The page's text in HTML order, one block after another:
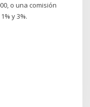
o una comisión
y 3%.